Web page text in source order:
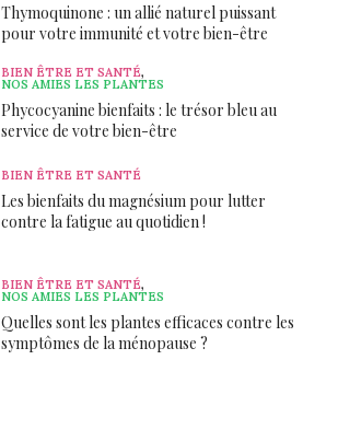
Thymoquinone : un allié naturel puissant
pour votre immunité et votre bien-être
BIEN ÊTRE ET SANTÉ,
NOS AMIES LES PLANTES
Phycocyanine bienfaits : le trésor bleu au
service de votre bien-être
BIEN ÊTRE ET SANTÉ
Les bienfaits du magnésium pour lutter
contre la fatigue au quotidien !
BIEN ÊTRE ET SANTÉ,
NOS AMIES LES PLANTES
Quelles sont les plantes efficaces contre les
symptômes de la ménopause ?